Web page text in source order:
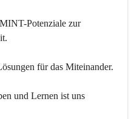
Potenziale zur
für das Miteinander.
und Lernen ist uns